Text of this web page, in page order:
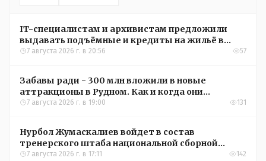
IT-специалистам и архивистам предложили
выдавать подъёмные и кредиты на жильё в
сёлах Казахстана
7 августа 2026 г. в 20:56 57
Забавы ради - 300 млн вложили в новые
аттракционы в Рудном. Как и когда они
окупятся?
7 августа 2026 г. в 19:00 131
Нурбол Жумаскалиев войдет в состав
тренерского штаба национальной сборной
Казахстана по футболу
7 августа 2026 г. в 17:11 142